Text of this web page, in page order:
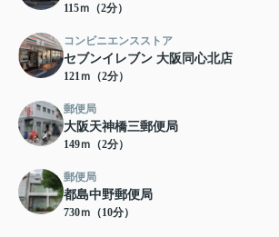
115ｍ（2分）
コンビニエンスストア
セブンイレブン 大阪同心北店
121ｍ（2分）
郵便局
大阪天神橋三郵便局
149ｍ（2分）
郵便局
都島中野郵便局
730ｍ（10分）